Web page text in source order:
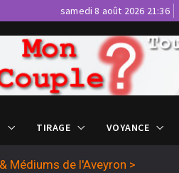
samedi 8 août 2026 21:36
TIRAGE VOYANCE
Médiums de l'Aveyron >